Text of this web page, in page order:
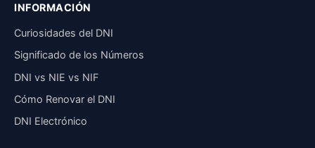
INFORMACIÓN
Curiosidades del DNI
Significado de los Números
DNI vs NIE vs NIF
Cómo Renovar el DNI
DNI Electrónico